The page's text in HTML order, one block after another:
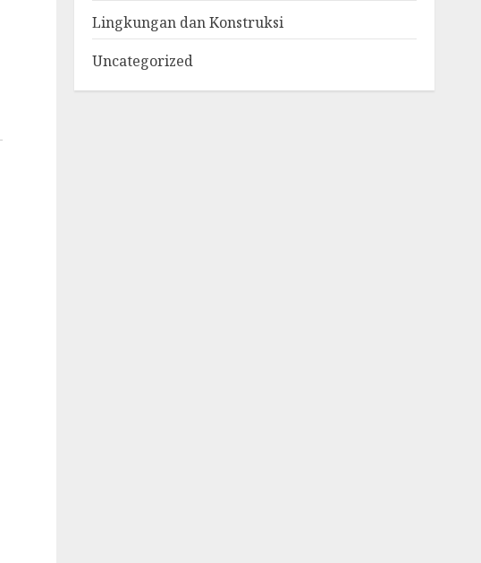
Lingkungan dan Konstruksi
Uncategorized